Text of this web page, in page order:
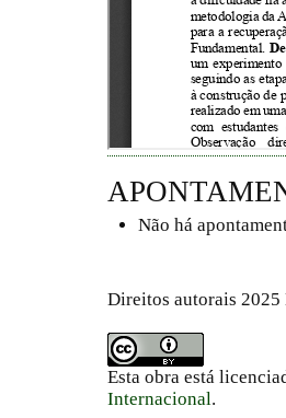
Não há
Direitos autorais 2025
Esta obra está
Internacional.